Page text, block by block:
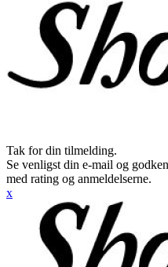
Tak for din tilmelding.
Se venligst din e-mail og
med rating og anmeldelserne.
x